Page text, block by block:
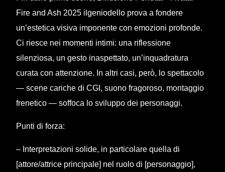
Fire and Ash 2025 ilgeniodello prova a fondere
un’estetica visiva imponente con emozioni profonde.
Ci riesce nei momenti intimi: una riflessione
silenziosa, un gesto inaspettato, un’inquadratura
curata con attenzione. In altri casi, però, lo spettacolo
— scene cariche di CGI, suono fragoroso, montaggio
frenetico — soffoca lo sviluppo dei personaggi.
Punti di forza:
– Interpretazioni solide, in particolare quella di
[attore/attrice principale] nel ruolo di [personaggio],